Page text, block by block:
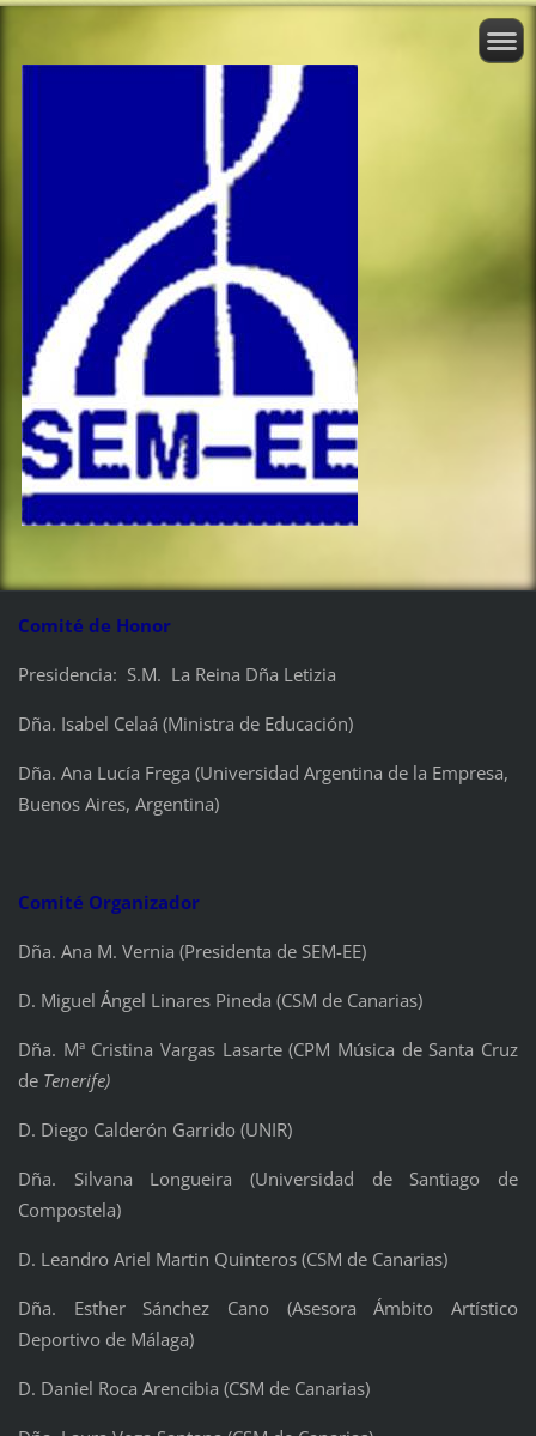
Comité de Honor
Presidencia: S.M. La Reina Dña Letizia
Dña. Isabel Celaá (Ministra de Educación)
Dña. Ana Lucía Frega (Universidad Argentina de la Empresa,
Buenos Aires, Argentina)
Comité Organizador
Dña. Ana M. Vernia (Presidenta de SEM-EE)
D. Miguel Ángel Linares Pineda (CSM de Canarias)
Dña. Mª Cristina Vargas Lasarte (CPM Música de Santa Cruz
de Tenerife)
D. Diego Calderón Garrido (UNIR)
Dña. Silvana Longueira (Universidad de Santiago de
Compostela)
D. Leandro Ariel Martin Quinteros (CSM de Canarias)
Dña. Esther Sánchez Cano (Asesora Ámbito Artístico
Deportivo de Málaga)
D. Daniel Roca Arencibia (CSM de Canarias)